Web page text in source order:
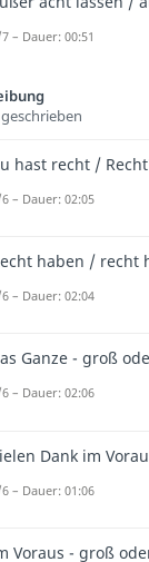
– Dauer: 00:51
hast recht /
– Dauer: 02:05
haben / recht
– Dauer: 02:04
Ganze - groß
– Dauer: 02:06
Dank im
– Dauer: 01:06
Voraus - groß